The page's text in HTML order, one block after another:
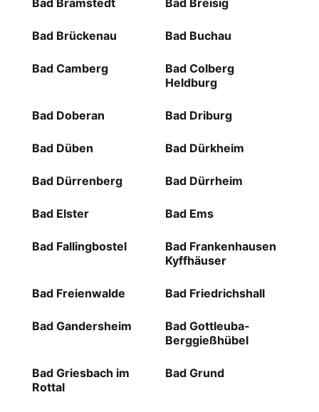
Bad Bramstedt Bad Breisig
Bad Brückenau Bad Buchau
Bad Camberg
Bad Colberg
Heldburg
Bad Doberan Bad Driburg
Bad Düben Bad Dürkheim
Bad Dürrenberg Bad Dürrheim
Bad Elster Bad Ems
Bad Fallingbostel
Bad Frankenhausen
Kyffhäuser
Bad Freienwalde Bad Friedrichshall
Bad Gandersheim
Bad Gottleuba-
Berggießhübel
Bad Griesbach im
Rottal
Bad Grund